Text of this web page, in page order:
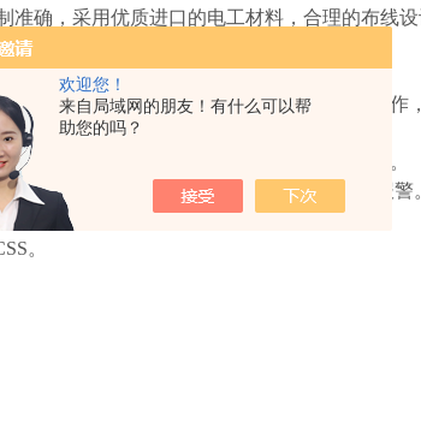
欢迎您！
来自局域网的朋友！有什么可以帮
助您的吗？
准确，采用优质进口的电工材料，合理的布线
并有蜂鸣器报警提示工作状况。
水位不足时能自动补充水位不会中断试验。
来电后按原计时继续完成剩余时间的试验工
封方式，防止雾气外泄。
具有导向雾气，调节雾量及均匀落雾等功能。
形美观，操作方便，结束时,并蜂呜器鸣音报警
。